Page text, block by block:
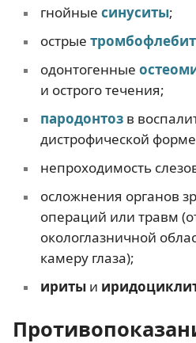
гнойные синуситы;
острые
одонтогенные
и острого течения;
пародонтоз в
дистрофической
непроходимость
осложнения органов
операций или травм
окологлазничной
камеру глаза);
ириты и